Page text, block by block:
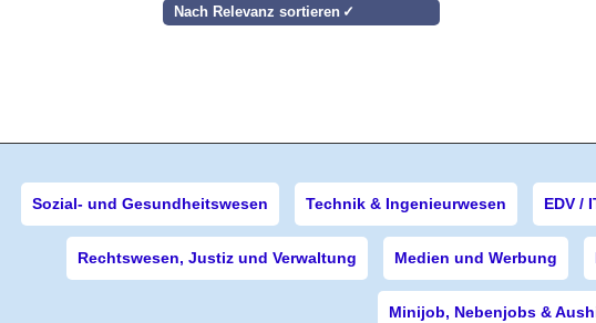
Nach Relevanz sortieren
Sozial- und Gesundheitswesen Technik & Ingenieurwesen EDV /
Rechtswesen, Justiz und Verwaltung Medien und Werbung
Minijob, Nebenjobs &